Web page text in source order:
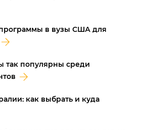
в вузы США для
так популярны среди
как выбрать и куда